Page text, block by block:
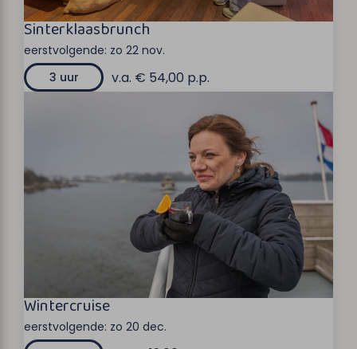
Sinterklaasbrunch
eerstvolgende: zo 22 nov.
3 uur
v.a. € 54,00 p.p.
Wintercruise
eerstvolgende: zo 20 dec.